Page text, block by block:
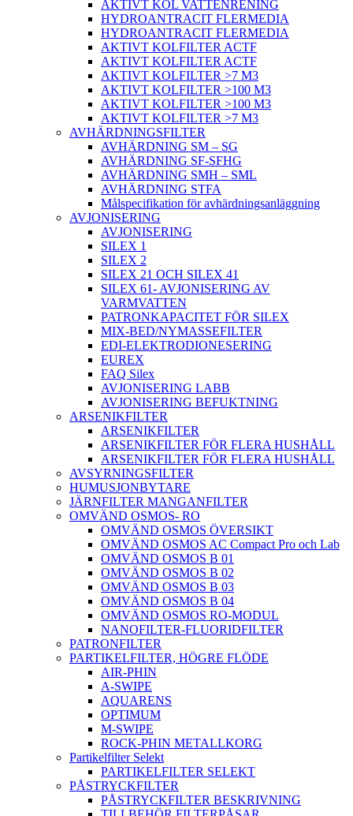
AKTIVT KOL VATTENRENING
HYDROANTRACIT FLERMEDIA
HYDROANTRACIT FLERMEDIA
AKTIVT KOLFILTER ACTF
AKTIVT KOLFILTER ACTF
AKTIVT KOLFILTER >7 M3
AKTIVT KOLFILTER >100 M3
AKTIVT KOLFILTER >100 M3
AKTIVT KOLFILTER >7 M3
AVHÄRDNINGSFILTER
AVHÄRDNING SM – SG
AVHÄRDNING SF-SFHG
AVHÄRDNING SMH – SML
AVHÄRDNING STFA
Målspecifikation för avhärdningsanläggning
AVJONISERING
AVJONISERING
SILEX 1
SILEX 2
SILEX 21 OCH SILEX 41
SILEX 61- AVJONISERING AV
VARMVATTEN
PATRONKAPACITET FÖR SILEX
MIX-BED/NYMASSEFILTER
EDI-ELEKTRODIONESERING
EUREX
FAQ Silex
AVJONISERING LABB
AVJONISERING BEFUKTNING
ARSENIKFILTER
ARSENIKFILTER
ARSENIKFILTER FÖR FLERA HUSHÅLL
ARSENIKFILTER FÖR FLERA HUSHÅLL
AVSYRNINGSFILTER
HUMUSJONBYTARE
JÄRNFILTER MANGANFILTER
OMVÄND OSMOS- RO
OMVÄND OSMOS ÖVERSIKT
OMVÄND OSMOS AC Compact Pro och Lab
OMVÄND OSMOS B 01
OMVÄND OSMOS B 02
OMVÄND OSMOS B 03
OMVÄND OSMOS B 04
OMVÄND OSMOS RO-MODUL
NANOFILTER-FLUORIDFILTER
PATRONFILTER
PARTIKELFILTER, HÖGRE FLÖDE
AIR-PHIN
A-SWIPE
AQUARENS
OPTIMUM
M-SWIPE
ROCK-PHIN METALLKORG
Partikelfilter Selekt
PARTIKELFILTER SELEKT
PÅSTRYCKFILTER
PÅSTRYCKFILTER BESKRIVNING